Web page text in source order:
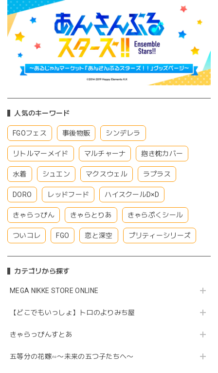
人気のキーワード
FGOフェス 事後物販 シンデレラ
リトルマーメイド マルチャーナ 抱き枕カバー
水着 シュエン マクスウェル ラプラス
DORO レッドフード ハイスクールD×D
きゃらっぴん きゃらとりあ きゃらぷくシール
ついコレ FGO 恋と深空 プリティーシリーズ
カテゴリから探す
MEGA NIKKE STORE ONLINE
【どこでもいっしょ】トロのよりみち屋
きゃらっぴんすとあ
五等分の花嫁∽〜未来の五つ子たちへ〜